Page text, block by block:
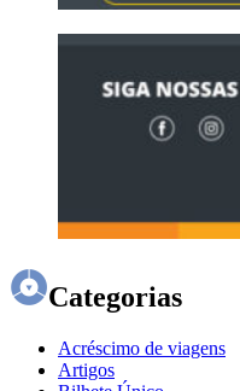
Categorias
Acréscimo de viagens
Artigos